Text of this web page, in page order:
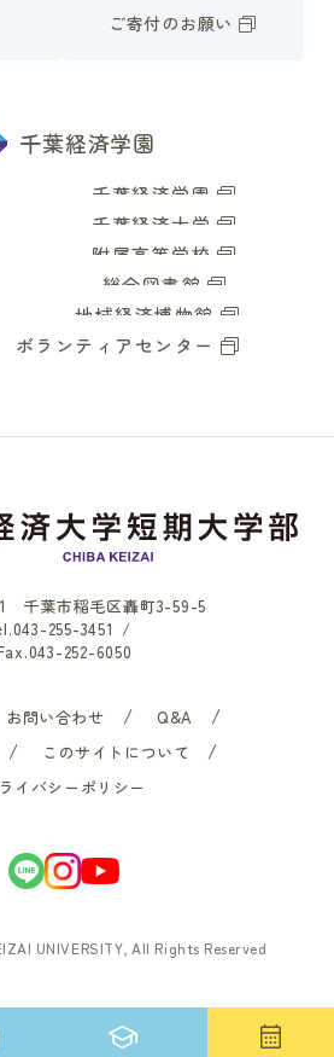
ご寄付のお願い
千葉経済学園
千葉経済学園
千葉経済大学
附属高等学校
総合図書館
地域経済博物館
ボランティアセンター
千葉市稲毛区轟町3-59-5
043-255-3451 /
252-6050
お問い合わせ
Q&A
このサイトについて
イバシーポリシー
UNIVERSITY, All Rights Reserved